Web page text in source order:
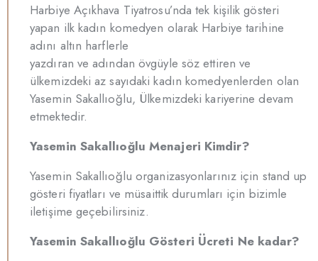
Harbiye Açıkhava Tiyatrosu’nda tek kişilik gösteri
yapan ilk kadın komedyen olarak Harbiye tarihine
adını altın harflerle
yazdıran ve adından övgüyle söz ettiren ve
ülkemizdeki az sayıdaki kadın komedyenlerden olan
Yasemin Sakallıoğlu, Ülkemizdeki kariyerine devam
etmektedir.
Yasemin Sakallıoğlu Menajeri Kimdir?
Yasemin Sakallıoğlu organizasyonlarınız için stand up
gösteri fiyatları ve müsaittik durumları için bizimle
iletişime geçebilirsiniz.
Yasemin Sakallıoğlu Gösteri Ücreti Ne kadar?